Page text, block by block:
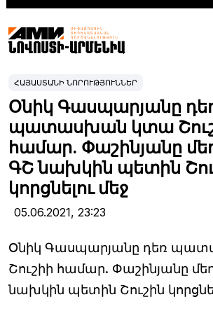
ՀԱՅԱՍՏԱՆԻ ՆՈՐՈՒԹՅՈՒՆՆԵՐ
Օնիկ Գասպարյանը
պատասխան կտա
համար. Փաշինյանը
ԳՇ նախկին պետին
կորցնելու մեջ
05.06.2021, 23:23
Օնիկ Գասպարյանը դեռ
Շուշիի համար. Փաշինյանը
նախկին պետին Շուշին